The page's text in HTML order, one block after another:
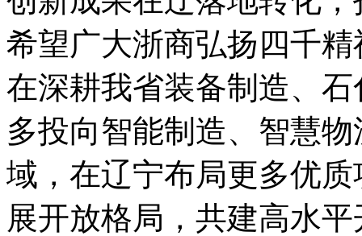
希望广大浙商弘扬四千
在深耕我省装备制造、
多投向智能制造、智慧
域，在辽宁布局更多优
展开放格局，共建高水